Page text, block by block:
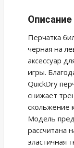
Перчатка
черная на
аксессуар
игры.
QuickDry
снижает
скольжение
Модель
рассчитана
эластичная